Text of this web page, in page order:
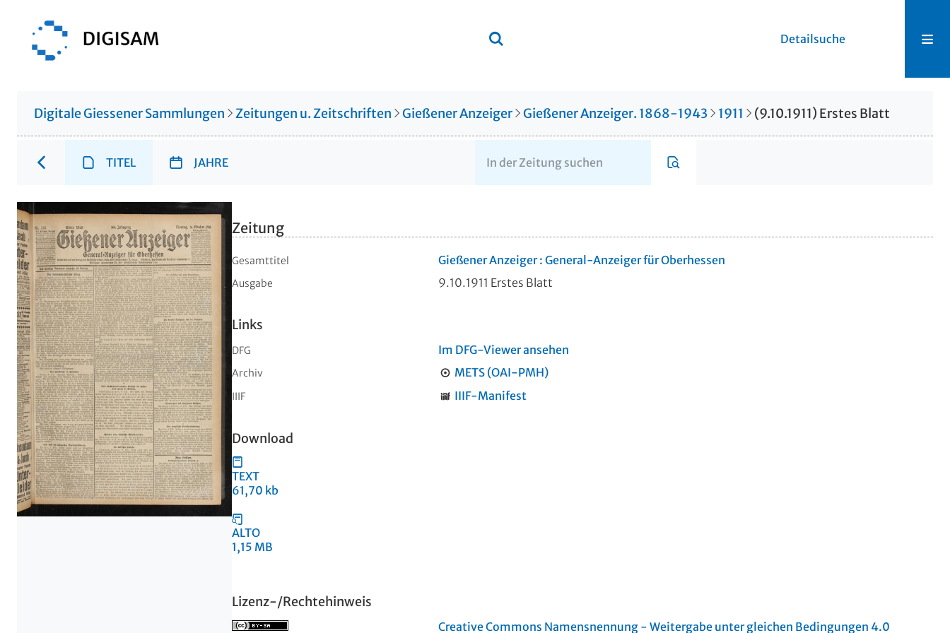
Detailsuche
Digitale Giessener Sammlungen Zeitungen u. Zeitschriften Gießener Anzeiger Gießener Anzeiger. 1868-1943 1911 (9.10.1911) Erstes Blatt
TITEL JAHRE
Zeitung
Gesamttitel Gießener Anzeiger : General-Anzeiger für Oberhessen
Ausgabe 9.10.1911 Erstes Blatt
Links
DFG Im DFG-Viewer ansehen
Archiv METS (OAI-PMH)
IIIF IIIF-Manifest
Download
TEXT
61,70 kb
ALTO
1,15 MB
Lizenz-/Rechtehinweis
Creative Commons Namensnennung - Weitergabe unter gleichen Bedingungen 4.0